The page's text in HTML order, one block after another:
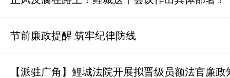
节前廉政提醒 筑牢纪律防线
【派驻广角】鲤城法院开展拟晋级员额法官廉政